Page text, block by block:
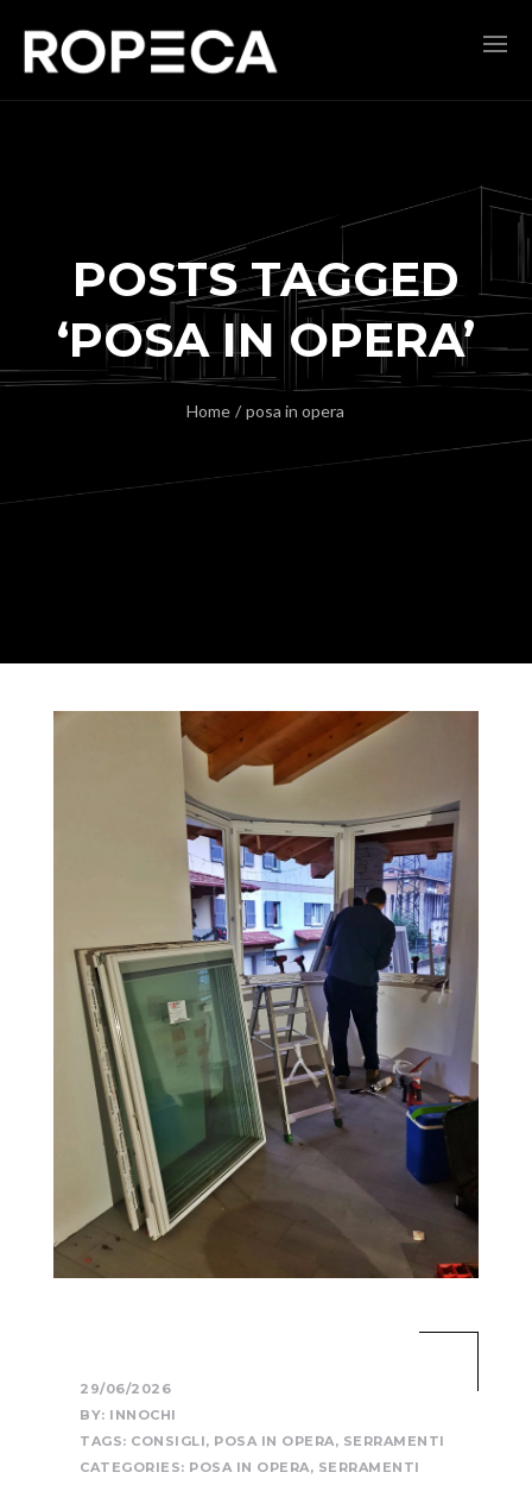
POSTS TAGGED
‘POSA IN OPERA’
Home / posa in opera
29/06/2026
BY: INNOCHI
TAGS: CONSIGLI, POSA IN OPERA, SERRAMENTI
CATEGORIES: POSA IN OPERA, SERRAMENTI